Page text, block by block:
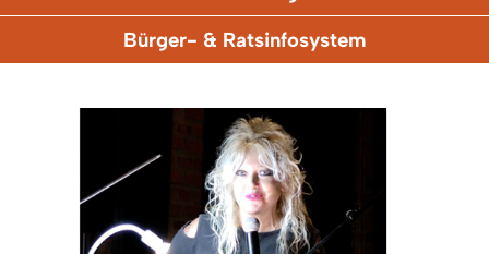
Bürger- & Ratsinfosystem